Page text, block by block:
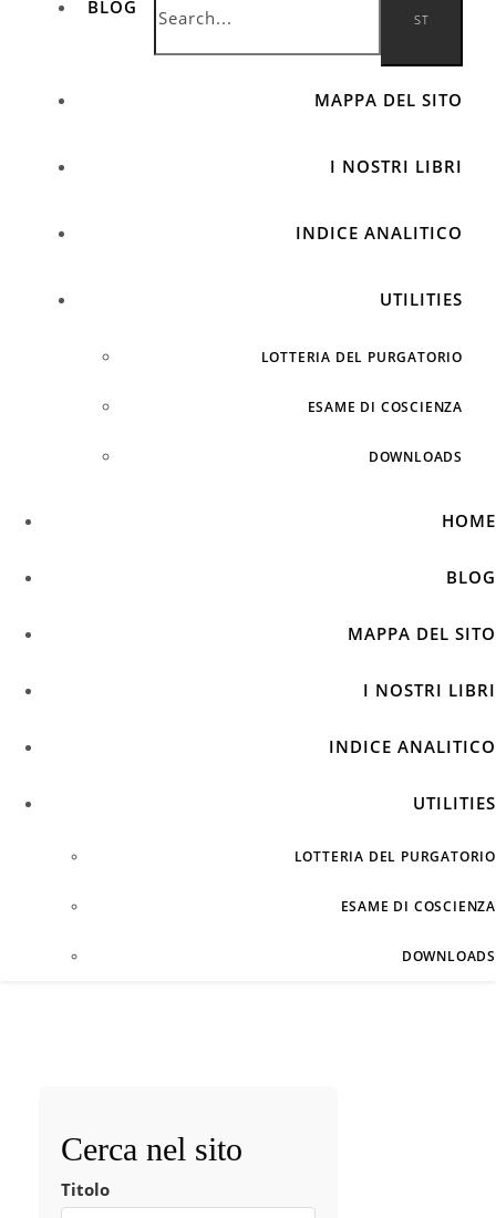
BLOG
MAPPA DEL SITO
I NOSTRI LIBRI
INDICE ANALITICO
UTILITIES
LOTTERIA DEL PURGATORIO
ESAME DI COSCIENZA
DOWNLOADS
HOME
BLOG
MAPPA DEL SITO
I NOSTRI LIBRI
INDICE ANALITICO
UTILITIES
LOTTERIA DEL PURGATORIO
ESAME DI COSCIENZA
DOWNLOADS
Cerca nel sito
Titolo